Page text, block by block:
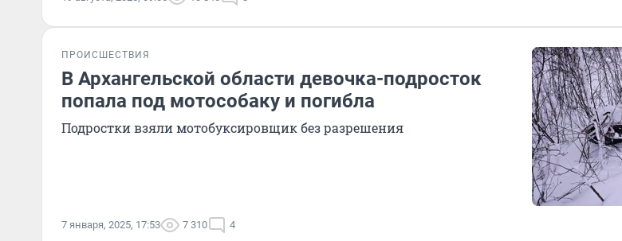
ПРОИСШЕСТВИЯ
В Архангельской области девочка-подросток
попала под мотособаку и погибла
Подростки взяли мотобуксировщик без разрешения
7 января, 2025, 17:53 7 310 4